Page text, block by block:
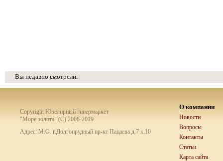
Вы недавно смотрели:
Copyright Ювелирный гипермаркет
"Море золота" (C) 2008-2019
Адрес: М.О. г.Долгопрудный пр-кт Пацаева д.7 к.10
О компании
Новости
Вопросы
Контакты
Статьи
Карта сайта